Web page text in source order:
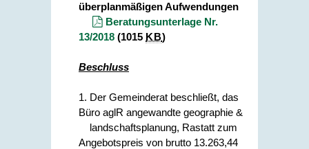
überplanmäßigen Aufwendungen
Beratungsunterlage Nr.
13/2018 (1015 KB)
Beschluss
1. Der Gemeinderat beschließt, das
Büro aglR angewandte geographie &
landschaftsplanung, Rastatt zum
Angebotspreis von brutto 13.263,44